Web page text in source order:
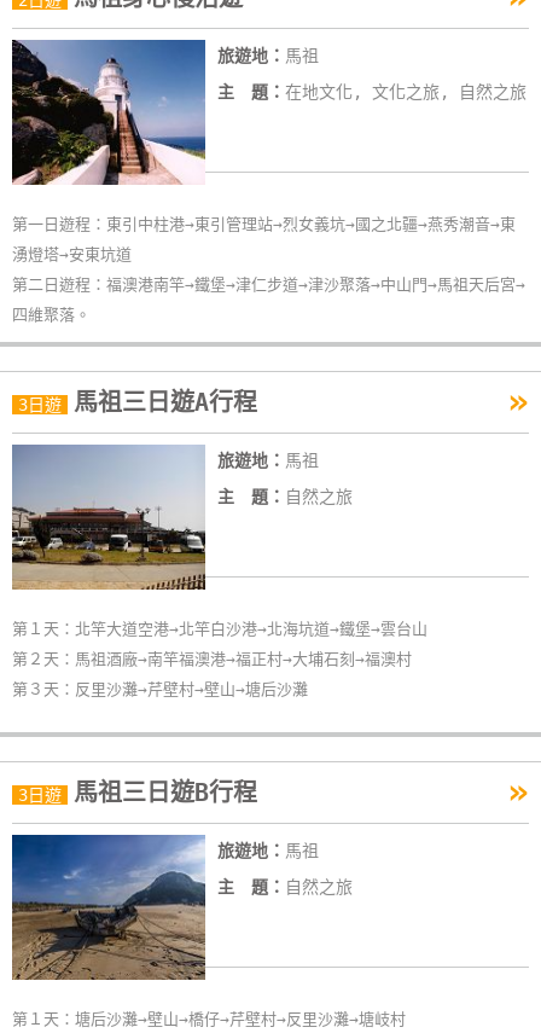
旅遊地： 馬祖
主 題： 在地文化, 文化之旅, 自然之旅
第一日遊程：東引中柱港→東引管理站→烈女義坑→國之北疆→燕秀潮音→東
湧燈塔→安東坑道
第二日遊程：福澳港南竿→鐵堡→津仁步道→津沙聚落→中山門→馬祖天后宮→
四維聚落。
3日遊 馬祖三日遊A行程 »
旅遊地： 馬祖
主 題： 自然之旅
第１天：北竿大道空港→北竿白沙港→北海坑道→鐵堡→雲台山
第２天：馬祖酒廠→南竿福澳港→福正村→大埔石刻→福澳村
第３天：反里沙灘→芹壁村→壁山→塘后沙灘
3日遊 馬祖三日遊B行程 »
旅遊地： 馬祖
主 題： 自然之旅
第１天：塘后沙灘→壁山→橋仔→芹壁村→反里沙灘→塘岐村